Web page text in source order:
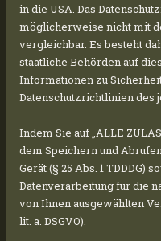
Die Website wird
Anbieter ist die Host
Hansestraße 111,
Europe). Wenn Sie
erfasst Host Europe
Details entnehmen
https://
Die Verwendung
in die USA. Das
möglicherweise nicht mit
vergleichbar. Es besteht
staatliche Behörden auf
Informationen zu
Datenschutzrichtlinien des
Indem Sie auf „ALLE
dem Speichern und
Gerät (§ 25 Abs. 1 TDDDG)
Datenverarbeitung für die
von Ihnen ausgewählten
lit. a. DSGVO).